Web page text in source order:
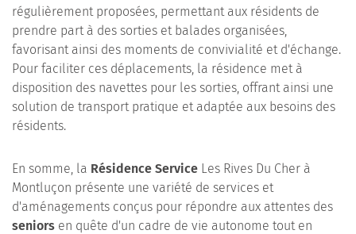
régulièrement proposées, permettant aux résidents de
prendre part à des sorties et balades organisées,
favorisant ainsi des moments de convivialité et d'échange.
Pour faciliter ces déplacements, la résidence met à
disposition des navettes pour les sorties, offrant ainsi une
solution de transport pratique et adaptée aux besoins des
résidents.
En somme, la Résidence Service Les Rives Du Cher à
Montluçon présente une variété de services et
d'aménagements conçus pour répondre aux attentes des
seniors en quête d'un cadre de vie autonome tout en